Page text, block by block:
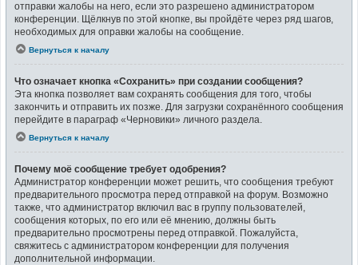
отправки жалобы на него, если это разрешено администратором
конференции. Щёлкнув по этой кнопке, вы пройдёте через ряд шагов,
необходимых для оправки жалобы на сообщение.
Вернуться к началу
Что означает кнопка «Сохранить» при создании сообщения?
Эта кнопка позволяет вам сохранять сообщения для того, чтобы
закончить и отправить их позже. Для загрузки сохранённого сообщения
перейдите в параграф «Черновики» личного раздела.
Вернуться к началу
Почему моё сообщение требует одобрения?
Администратор конференции может решить, что сообщения требуют
предварительного просмотра перед отправкой на форум. Возможно
также, что администратор включил вас в группу пользователей,
сообщения которых, по его или её мнению, должны быть
предварительно просмотрены перед отправкой. Пожалуйста,
свяжитесь с администратором конференции для получения
дополнительной информации.